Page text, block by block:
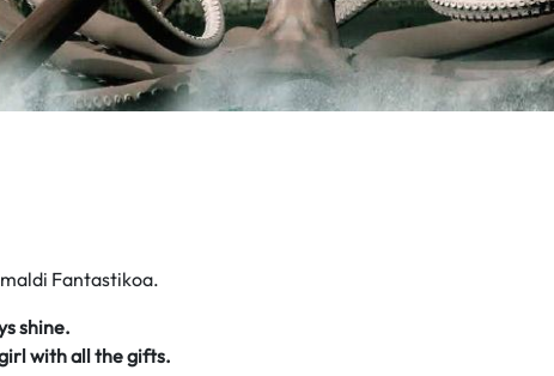
Fantastikoa.
shine.
with all the gifts.